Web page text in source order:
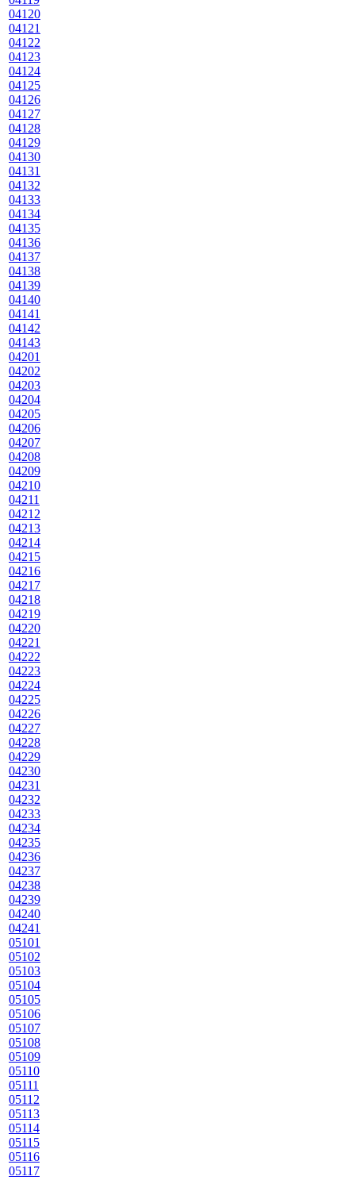
04120
04121
04122
04123
04124
04125
04126
04127
04128
04129
04130
04131
04132
04133
04134
04135
04136
04137
04138
04139
04140
04141
04142
04143
04201
04202
04203
04204
04205
04206
04207
04208
04209
04210
04211
04212
04213
04214
04215
04216
04217
04218
04219
04220
04221
04222
04223
04224
04225
04226
04227
04228
04229
04230
04231
04232
04233
04234
04235
04236
04237
04238
04239
04240
04241
05101
05102
05103
05104
05105
05106
05107
05108
05109
05110
05111
05112
05113
05114
05115
05116
05117